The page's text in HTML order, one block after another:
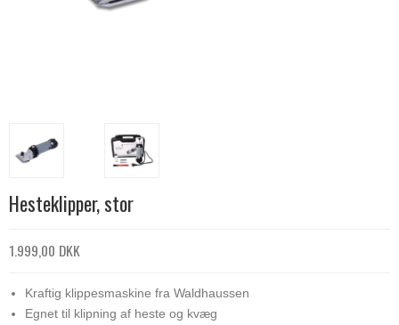
Hesteklipper, stor
1.999,00 DKK
Kraftig klippesmaskine fra Waldhaussen
Egnet til klipning af heste og kvæg